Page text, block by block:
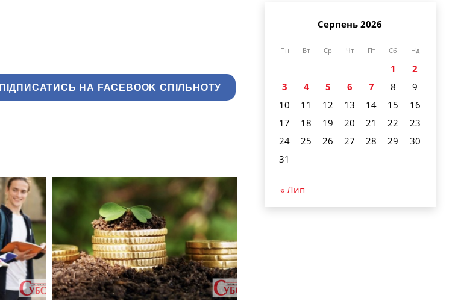
ПІДПИСАТИСЬ НА FACEBOOK СПІЛЬНОТУ
Серпень 2026
Пн Вт Ср Чт Пт Сб Нд
1
2
3
4 5 6 7 8
9
10
11 12 13 14 15
16
17
18 19 20 21 22
23
24
25 26 27 28 29
30
31
« Лип